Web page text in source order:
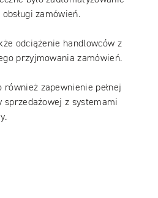
zamówień.
odciążenie handlowców z
przyjmowania zamówień.
również zapewnienie pełnej
z systemami